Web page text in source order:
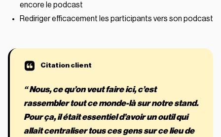
encore le podcast
Rediriger efficacement les participants vers son podcast
“ Nous, ce qu’on veut faire ici, c’est
rassembler tout ce monde-là sur notre stand.
Pour ça, il était essentiel d’avoir un outil qui
allait centraliser tous ces gens sur ce lieu de